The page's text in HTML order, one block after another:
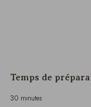
30 minutes
Introduction